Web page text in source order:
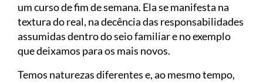
um curso de fim de semana. Ela se manifesta na
textura do real, na decência das responsabilidades
assumidas dentro do seio familiar e no exemplo
que deixamos para os mais novos.
Temos naturezas diferentes e, ao mesmo tempo,